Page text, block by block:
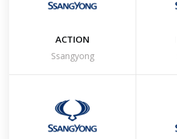
ACTION
Ssangyong